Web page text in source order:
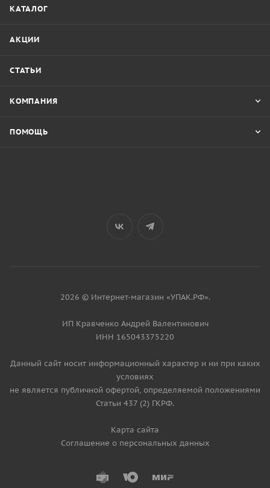
КАТАЛОГ
АКЦИИ
СТАТЬИ
КОМПАНИЯ
ПОМОЩЬ
2026 © Интернет-магазин «УПАК.РФ».
ИП Кравченко Андрей Валентинович
ИНН 165043375220
Данный сайт носит информационный характер и ни при каких
условиях
не является публичной офертой, определяемой положениями
Статьи 437 (2) ГКРФ.
Карта сайта
Соглашение о персональных данных